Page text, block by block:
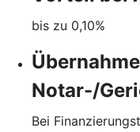
bis zu 0,10%
Notar-/
Bei